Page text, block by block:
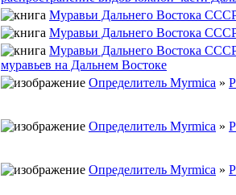
Муравьи Дальнего Востока
Муравьи Дальнего Востока
Муравьи Дальнего Востока
муравьев на Дальнем Востоке
Определитель Myrmica »
Определитель Myrmica »
Определитель Myrmica »